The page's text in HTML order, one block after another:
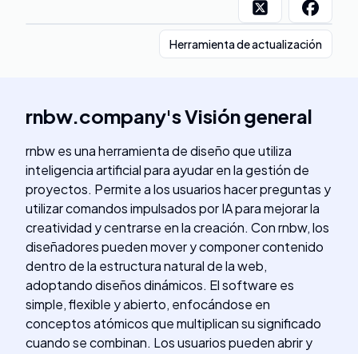
Herramienta de actualización
rnbw.company'sVisión general
rnbw es una herramienta de diseño que utiliza
inteligencia artificial para ayudar en la gestión de
proyectos. Permite a los usuarios hacer preguntas y
utilizar comandos impulsados por IA para mejorar la
creatividad y centrarse en la creación. Con rnbw, los
diseñadores pueden mover y componer contenido
dentro de la estructura natural de la web,
adoptando diseños dinámicos. El software es
simple, flexible y abierto, enfocándose en
conceptos atómicos que multiplican su significado
cuando se combinan. Los usuarios pueden abrir y